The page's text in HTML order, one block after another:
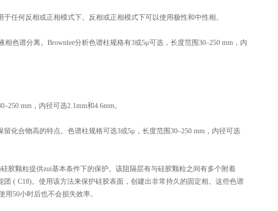
任何反相或正相模式下。反相或正相模式下可以使用极性和中性相。
色谱分离。Brownlee分析色谱柱规格有3或5μ可选，长度范围30–250 mm，内
mm，内径可选2.1mm和4.6mm。
化合物高的特点。色谱柱规格可选3或5μ，长度范围30–250 mm，内径可选
胶颗粒提供zui基本条件下的保护。该阻隔层有与硅胶颗粒之间有多个附着
( C18)。使用该方法来保护硅胶表面，创建出非常持久的固定相。这些色谱
50小时后也不会损失效率。